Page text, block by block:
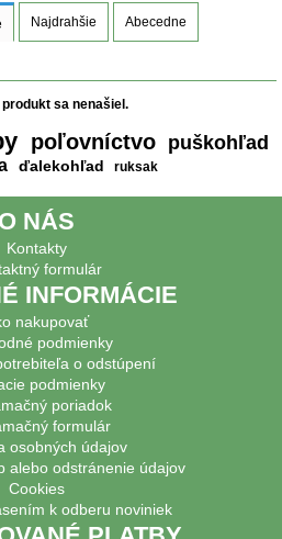
Najdrahšie Abecedne
sa nenašiel.
poľovníctvo puškohľad
ďalekohľad ruksak
O NÁS
Kontakty
formulár
INFORMÁCIE
nakupovať
podmienky
o odstúpení
podmienky
poriadok
formulár
osobných údajov
alebo odstránenie údajov
Cookies
k odberu noviniek